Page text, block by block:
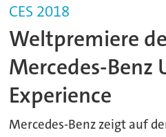
CES 2018
Weltpremiere
Mercedes-Benz
Experience
Mercedes-Benz zeigt auf